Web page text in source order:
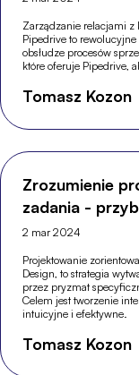
Zarządzanie relacjami
Pipedrive to
obsłudze procesów
które oferuje Pipedrive,
Tomasz Kozon
Zrozumienie
zadania -
2 mar 2024
Projektowanie
Design, to strategia
przez pryzmat
Celem jest tworzenie
intuicyjne i efektywne.
Tomasz Kozon